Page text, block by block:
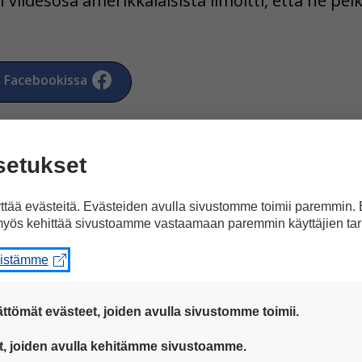
Facebookissa
artikkeliin ”Elokuvissa
evästeitä. Evästeiden avulla sivustomme toimii paremmin.
kehittää sivustoamme vastaamaan paremmin käyttäjien
evästeet, joiden avulla sivustomme toimii.
ovat aina käytössä, jotta sivustoamme voi käyttää sujuvasti
joiden avulla kehitämme sivustoamme.